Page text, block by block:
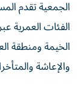
الجمعية تقدم
الفئات
الخيمة ومنطقة
والإعاشة